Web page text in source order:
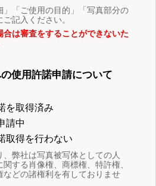
「ご使用の目的」「写真部分の
記入ください。
は審査をすることができないた
使用許諾申請について
を取得済み
請中
取得を行わない
弊社は写真被写体としての人
する肖像権、商標権、特許権、
どの諸権利を有しておりませ